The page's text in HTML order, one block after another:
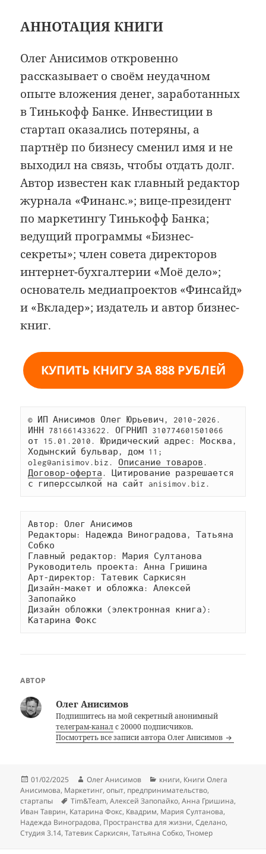
АННОТАЦИЯ КНИГИ
Олег Анисимов откровенно
рассказывает о своём неудачном
опыте вложения денег, заработанных
в Тинькофф Банке. Инвестиции в
стартап оказались потеряны, а
партнёр по бизнесу сменил имя и не
выходил на связь, чтобы отдать долг.
Автор известен как главный редактор
журнала «Финанс.»; вице-президент
по маркетингу Тинькофф Банка;
ведущий программы «Бизнес-
секреты»; член совета директоров
интернет-бухгалтерии «Моё дело»;
основатель медиапроектов «Финсайд»
и «Вкладер»; издатель и автор бизнес-
книг.
КУПИТЬ КНИГУ ЗА 888 РУБЛЕЙ
© ИП Анисимов Олег Юрьевич, 2010-2026.
ИНН 781661433622. ОГРНИП 310774601501066
от 15.01.2010. Юридический адрес: Москва,
Ходынский бульвар, дом 11;
oleg@anisimov.biz. Описание товаров
Договор-оферта. Цитирование разрешается
с гиперссылкой на сайт anisimov.biz.
Автор: Олег Анисимов
Редакторы: Надежда Виноградова, Татьяна
Собко
Главный редактор: Мария Султанова
Руководитель проекта: Анна Гришина
Арт-директор: Татевик Саркисян
Дизайн-макет и обложка: Алексей
Запопайко
Дизайн обложки (электронная книга):
Катарина Фокс
АВТОР
Олег Анисимов
Подпишитесь на мой секретный анонимный
телеграм-каналс 20000 подписчиков.
Посмотреть все записи автора Олег Анисимов
Опубликовано
01/02/2025 Автор
Олег Анисимов Рубрики
книги, Книги Олега
Анисимова, Маркетинг,опыт, предпринимательство,
стартапы
Метки
Tim&Team,Алексей Запопайко,Анна Гришина,
Иван Таврин, Катарина Фокс, Квадрим, Мария Султанова,
Надежда Виноградова, Пространства для жизни,Сделано,
Студия 3.14,Татевик Саркисян,Татьяна Собко,Тномер